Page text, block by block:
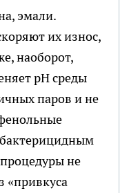
эмали.
их износ,
наоборот,
pH среды
паров и не
не
«привкуса